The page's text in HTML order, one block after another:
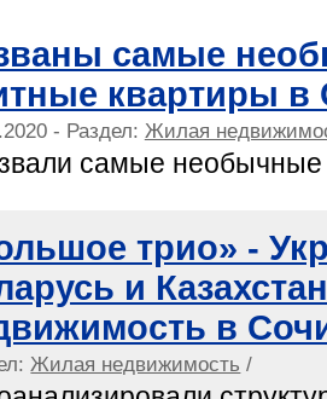
самые
квартиры в
- Раздел: Жилая
самые
трио» -
и
в
Жилая недвижимость /